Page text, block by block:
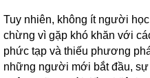
Tuy nhiên, không ít người
chừng vì gặp khó khăn với
phức tạp và thiếu phương
những người mới bắt đầu,